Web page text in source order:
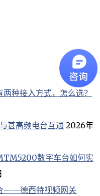
种接入方式，怎么选？
甚高频电台互通 2026年
数字车台如何实
——德西特视频网关